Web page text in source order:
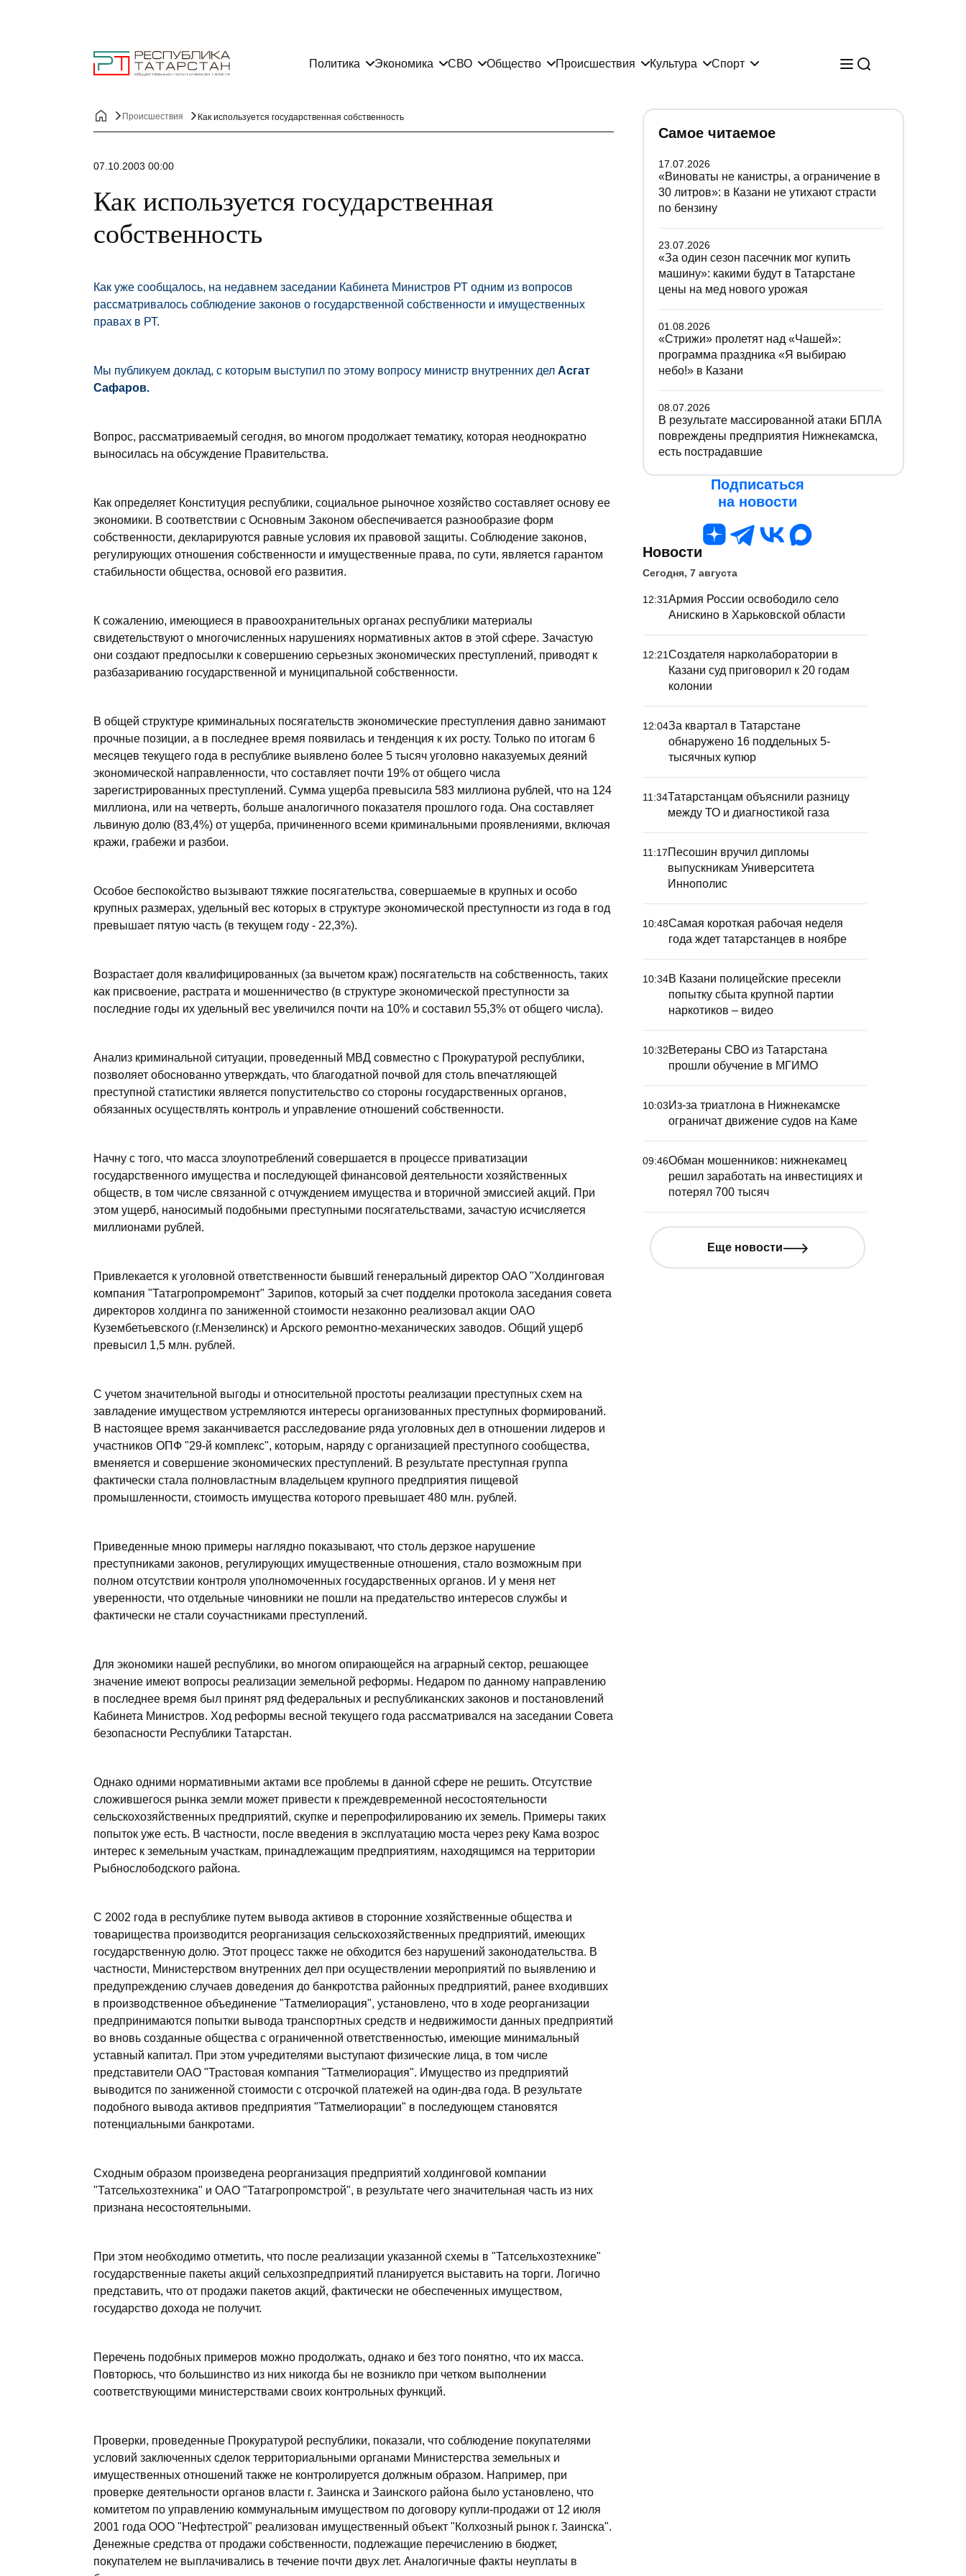
Политика Экономика СВО Общество Происшествия Культура Спорт
Происшествия Как используется государственная собственность
07.10.2003 00:00
Как используется государственная
собственность
Как уже сообщалось, на недавнем заседании Кабинета Министров РТ одним из вопросов
рассматривалось соблюдение законов о государственной собственности и имущественных
правах в РТ.
Мы публикуем доклад, с которым выступил по этому вопросу министр внутренних дел Асгат
Сафаров.
Вопрос, рассматриваемый сегодня, во многом продолжает тематику, которая неоднократно
выносилась на обсуждение Правительства.
Как определяет Конституция республики, социальное рыночное хозяйство составляет основу ее
экономики. В соответствии с Основным Законом обеспечивается разнообразие форм
собственности, декларируются равные условия их правовой защиты. Соблюдение законов,
регулирующих отношения собственности и имущественные права, по сути, является гарантом
стабильности общества, основой его развития.
К сожалению, имеющиеся в правоохранительных органах республики материалы
свидетельствуют о многочисленных нарушениях нормативных актов в этой сфере. Зачастую
они создают предпосылки к совершению серьезных экономических преступлений, приводят к
разбазариванию государственной и муниципальной собственности.
В общей структуре криминальных посягательств экономические преступления давно занимают
прочные позиции, а в последнее время появилась и тенденция к их росту. Только по итогам 6
месяцев текущего года в республике выявлено более 5 тысяч уголовно наказуемых деяний
экономической направленности, что составляет почти 19% от общего числа
зарегистрированных преступлений. Сумма ущерба превысила 583 миллиона рублей, что на 124
миллиона, или на четверть, больше аналогичного показателя прошлого года. Она составляет
львиную долю (83,4%) от ущерба, причиненного всеми криминальными проявлениями, включая
кражи, грабежи и разбои.
Особое беспокойство вызывают тяжкие посягательства, совершаемые в крупных и особо
крупных размерах, удельный вес которых в структуре экономической преступности из года в год
превышает пятую часть (в текущем году - 22,3%).
Возрастает доля квалифицированных (за вычетом краж) посягательств на собственность, таких
как присвоение, растрата и мошенничество (в структуре экономической преступности за
последние годы их удельный вес увеличился почти на 10% и составил 55,3% от общего числа).
Анализ криминальной ситуации, проведенный МВД совместно с Прокуратурой республики,
позволяет обоснованно утверждать, что благодатной почвой для столь впечатляющей
преступной статистики является попустительство со стороны государственных органов,
обязанных осуществлять контроль и управление отношений собственности.
Начну с того, что масса злоупотреблений совершается в процессе приватизации
государственного имущества и последующей финансовой деятельности хозяйственных
обществ, в том числе связанной с отчуждением имущества и вторичной эмиссией акций. При
этом ущерб, наносимый подобными преступными посягательствами, зачастую исчисляется
миллионами рублей.
Привлекается к уголовной ответственности бывший генеральный директор ОАО "Холдинговая
компания "Татагропромремонт" Зарипов, который за счет подделки протокола заседания совета
директоров холдинга по заниженной стоимости незаконно реализовал акции ОАО
Кузембетьевского (г.Мензелинск) и Арского ремонтно-механических заводов. Общий ущерб
превысил 1,5 млн. рублей.
С учетом значительной выгоды и относительной простоты реализации преступных схем на
завладение имуществом устремляются интересы организованных преступных формирований.
В настоящее время заканчивается расследование ряда уголовных дел в отношении лидеров и
участников ОПФ "29-й комплекс", которым, наряду с организацией преступного сообщества,
вменяется и совершение экономических преступлений. В результате преступная группа
фактически стала полновластным владельцем крупного предприятия пищевой
промышленности, стоимость имущества которого превышает 480 млн. рублей.
Приведенные мною примеры наглядно показывают, что столь дерзкое нарушение
преступниками законов, регулирующих имущественные отношения, стало возможным при
полном отсутствии контроля уполномоченных государственных органов. И у меня нет
уверенности, что отдельные чиновники не пошли на предательство интересов службы и
фактически не стали соучастниками преступлений.
Для экономики нашей республики, во многом опирающейся на аграрный сектор, решающее
значение имеют вопросы реализации земельной реформы. Недаром по данному направлению
в последнее время был принят ряд федеральных и республиканских законов и постановлений
Кабинета Министров. Ход реформы весной текущего года рассматривался на заседании Совета
безопасности Республики Татарстан.
Однако одними нормативными актами все проблемы в данной сфере не решить. Отсутствие
сложившегося рынка земли может привести к преждевременной несостоятельности
сельскохозяйственных предприятий, скупке и перепрофилированию их земель. Примеры таких
попыток уже есть. В частности, после введения в эксплуатацию моста через реку Кама возрос
интерес к земельным участкам, принадлежащим предприятиям, находящимся на территории
Рыбнослободского района.
С 2002 года в республике путем вывода активов в сторонние хозяйственные общества и
товарищества производится реорганизация сельскохозяйственных предприятий, имеющих
государственную долю. Этот процесс также не обходится без нарушений законодательства. В
частности, Министерством внутренних дел при осуществлении мероприятий по выявлению и
предупреждению случаев доведения до банкротства районных предприятий, ранее входивших
в производственное объединение "Татмелиорация", установлено, что в ходе реорганизации
предпринимаются попытки вывода транспортных средств и недвижимости данных предприятий
во вновь созданные общества с ограниченной ответственностью, имеющие минимальный
уставный капитал. При этом учредителями выступают физические лица, в том числе
представители ОАО "Трастовая компания "Татмелиорация". Имущество из предприятий
выводится по заниженной стоимости с отсрочкой платежей на один-два года. В результате
подобного вывода активов предприятия "Татмелиорации" в последующем становятся
потенциальными банкротами.
Сходным образом произведена реорганизация предприятий холдинговой компании
"Татсельхозтехника" и ОАО "Татагропромстрой", в результате чего значительная часть из них
признана несостоятельными.
При этом необходимо отметить, что после реализации указанной схемы в "Татсельхозтехнике"
государственные пакеты акций сельхозпредприятий планируется выставить на торги. Логично
представить, что от продажи пакетов акций, фактически не обеспеченных имуществом,
государство дохода не получит.
Перечень подобных примеров можно продолжать, однако и без того понятно, что их масса.
Повторюсь, что большинство из них никогда бы не возникло при четком выполнении
соответствующими министерствами своих контрольных функций.
Проверки, проведенные Прокуратурой республики, показали, что соблюдение покупателями
условий заключенных сделок территориальными органами Министерства земельных и
имущественных отношений также не контролируется должным образом. Например, при
проверке деятельности органов власти г. Заинска и Заинского района было установлено, что
комитетом по управлению коммунальным имуществом по договору купли-продажи от 12 июля
2001 года ООО "Нефтестрой" реализован имущественный объект "Колхозный рынок г. Заинска".
Денежные средства от продажи собственности, подлежащие перечислению в бюджет,
покупателем не выплачивались в течение почти двух лет. Аналогичные факты неуплаты в
Самое читаемое
17.07.2026
«Виноваты не канистры, а ограничение в
30 литров»: в Казани не утихают страсти
по бензину
23.07.2026
«За один сезон пасечник мог купить
машину»: какими будут в Татарстане
цены на мед нового урожая
01.08.2026
«Стрижи» пролетят над «Чашей»:
программа праздника «Я выбираю
небо!» в Казани
08.07.2026
В результате массированной атаки БПЛА
повреждены предприятия Нижнекамска,
есть пострадавшие
Подписаться
на новости
Новости
Сегодня, 7 августа
12:31Армия России освободило село
Анискино в Харьковской области
12:21Создателя нарколаборатории в
Казани суд приговорил к 20 годам
колонии
12:04За квартал в Татарстане
обнаружено 16 поддельных 5-
тысячных купюр
11:34Татарстанцам объяснили разницу
между ТО и диагностикой газа
11:17Песошин вручил дипломы
выпускникам Университета
Иннополис
10:48Самая короткая рабочая неделя
года ждет татарстанцев в ноябре
10:34В Казани полицейские пресекли
попытку сбыта крупной партии
наркотиков – видео
10:32Ветераны СВО из Татарстана
прошли обучение в МГИМО
10:03Из-за триатлона в Нижнекамске
ограничат движение судов на Каме
09:46Обман мошенников: нижнекамец
решил заработать на инвестициях и
потерял 700 тысяч
Еще новости